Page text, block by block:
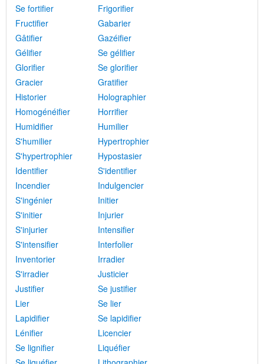
Se fortifier
Frigorifier
Fructifier
Gabarier
Gâtifier
Gazéifier
Gélifier
Se gélifier
Glorifier
Se glorifier
Gracier
Gratifier
Historier
Holographier
Homogénéifier
Horrifier
Humidifier
Humilier
S'humilier
Hypertrophier
S'hypertrophier
Hypostasier
Identifier
S'identifier
Incendier
Indulgencier
S'ingénier
Initier
S'initier
Injurier
S'injurier
Intensifier
S'intensifier
Interfolier
Inventorier
Irradier
S'irradier
Justicier
Justifier
Se justifier
Lier
Se lier
Lapidifier
Se lapidifier
Lénifier
Licencier
Se lignifier
Liquéfier